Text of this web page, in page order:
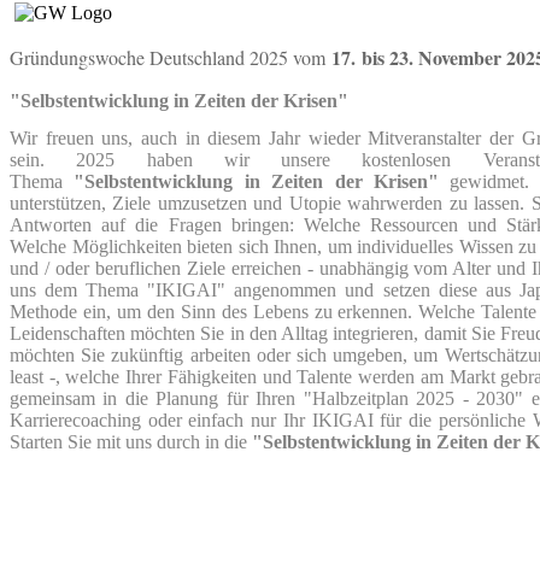
Gründungswoche Deutschland 2025 vom 17. bis 23. November
"Selbstentwicklung in Zeiten der Krisen"
Wir freuen uns, auch in diesem Jahr wieder Mitveranstalter der
sein. 2025 haben wir unsere kostenlosen
Thema "Selbstentwicklung in Zeiten der Krisen"
gewidmet.
unterstützen, Ziele umzusetzen und Utopie wahrwerden zu lassen.
Antworten auf die Fragen bringen: Welche Ressourcen und
Welche Möglichkeiten bieten sich Ihnen, um individuelles Wissen
und / oder beruflichen Ziele erreichen - unabhängig vom Alter und
uns dem Thema "IKIGAI" angenommen und setzen diese aus
Methode ein, um den Sinn des Lebens zu erkennen. Welche
Leidenschaften möchten Sie in den Alltag integrieren, damit Sie
möchten Sie zukünftig arbeiten oder sich umgeben, um
least -, welche Ihrer Fähigkeiten und Talente werden am Markt
gemeinsam in die Planung für Ihren "Halbzeitplan 2025 - 2030"
Karrierecoaching oder einfach nur Ihr IKIGAI für die persönliche
Starten Sie mit uns durch in die "Selbstentwicklung in Zeiten der